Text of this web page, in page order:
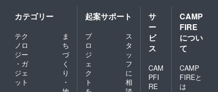
本牛革
（日本
産） 中
用紙：
無地50
枚（１
枚目の
入り）
用紙に
は、全
ゴ）を
使用し
ていま
す。 ＜
仕様・
材質＞
stick（
本体）
サイ
黒、水
色、グ
レーの
いずれ
か。
包
装：紙
き兼留
め具付
き すべ
ジーン
ズのよ
うにエ
イジン
グをお
楽しみ
くださ
パッ
ケージ
シャツ
ジーン
ズ生地
です。
風合い
がとて
く、使
とより
変化が
楽しめ
るデニ
カテゴリー
テク
ノロ
ジー
・ガ
ジェ
ット
ま
ち
づ
く
り
・
起案サポート
プ
ロ
ジ
ェ
ク
ト
ス
タ
ッ
フ
に
相
サ
ー
ビ
ス
CAM
PFI
RE
CAMP
FIRE
につい
て
CAMP
FIREと
は